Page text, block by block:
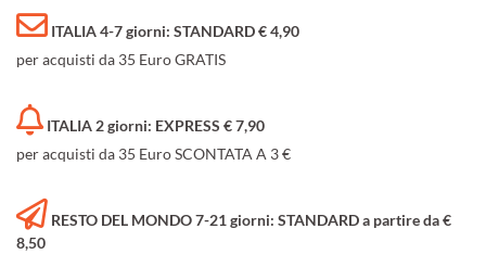
ITALIA 4-7 giorni: STANDARD € 4,90
per acquisti da 35 Euro GRATIS
ITALIA 2 giorni: EXPRESS € 7,90
per acquisti da 35 Euro SCONTATA A 3 €
RESTO DEL MONDO 7-21 giorni: STANDARD a partire da €
8,50